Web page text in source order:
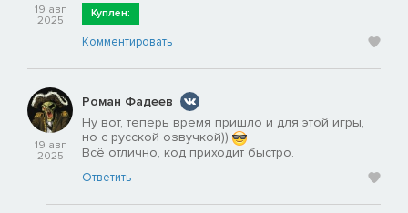
19 авг
2025
Куплен:
Комментировать
19 авг
2025
Роман Фадеев
Ну вот, теперь время пришло и для этой игры,
но с русской озвучкой))
Всё отлично, код приходит быстро.
Ответить